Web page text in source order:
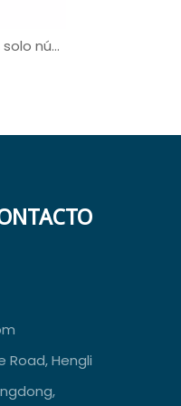
Cable LSZH de un solo núcleo UL3321 UL AWM
Road, Hengli